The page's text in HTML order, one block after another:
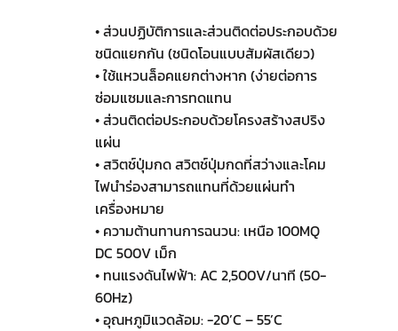
• ส่วนปฏิบัติการและส่วนติดต่อประกอบด้วย
ชนิดแยกกัน (ชนิดโอนแบบสัมผัสเดียว)
• ใช้แหวนล็อคแยกต่างหาก (ง่ายต่อการ
ซ่อมแซมและการทดแทน
• ส่วนติดต่อประกอบด้วยโครงสร้างสปริง
แผ่น
• สวิตช์ปุ่มกด สวิตช์ปุ่มกดที่สว่างและโคม
ไฟนำร่องสามารถแทนที่ด้วยแผ่นทำ
เครื่องหมาย
• ความต้านทานการฉนวน: เหนือ 100MQ
DC 500V เม็ก
• ทนแรงดันไฟฟ้า: AC 2,500V/นาที (50-
60Hz)
• อุณหภูมิแวดล้อม: -20’C – 55’C